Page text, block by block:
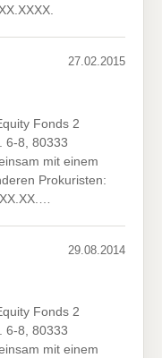
27.02.2015
Fonds 2
6-8, 80333
mit einem
Prokuristen:
29.08.2014
Fonds 2
6-8, 80333
mit einem